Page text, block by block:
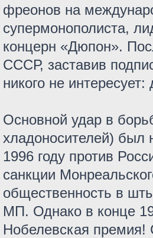
фреонов на
супермонополиста,
концерн «Дюпон».
СССР, заставив
никого не
Основной удар в
хладоносителей) был
1996 году против
санкции
общественность в
МП. Однако в конце
Нобелевская премия!